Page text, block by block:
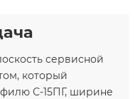
сервисной
который
С-15ПГ, ширине